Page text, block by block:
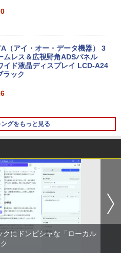
SSD256GB｜Panasonic Le
コン｜中古パソコン｜中古PC
【楽天1位！】ノートパソコン
設定済 Webカメラ zoom 日本語
ド 14.1型 Intel Celeron メモリ
ソコン豊富なインターフェース
新品SSD Windows11 Office付
リ 選択可 8GB 16GB 32GB デ
プPC 安い 本体のみ 高スペック
（アイ・オー・データ機器） 3
ムレス＆広視野角ADSパネル
イド液晶ディスプレイ LCD-A24
ラック
グをもっと見る
における指導の理論と実際 13訂
練教材研究会 ]
なんか小さくてかわいいやつ 全
クにドンピシャな「ローカル